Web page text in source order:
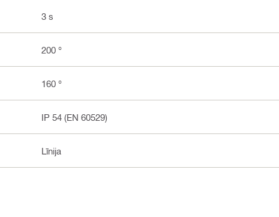
3 s
200 °
160 °
IP 54 (EN 60529)
Līnija